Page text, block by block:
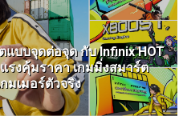
แบบจุดต่อจุด กับ Infinix HOT
รงคุ้มราคา เกมมิ่งสมาร์ต
มเมอร์ตัวจริง